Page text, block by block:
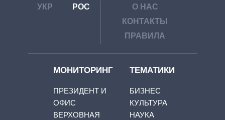
УКР РОС
О НАС
КОНТАКТЫ
ПРАВИЛА
МОНИТОРИНГ
ПРЕЗИДЕНТ И
ОФИС
ВЕРХОВНАЯ
ТЕМАТИКИ
БИЗНЕС
КУЛЬТУРА
НАУКА